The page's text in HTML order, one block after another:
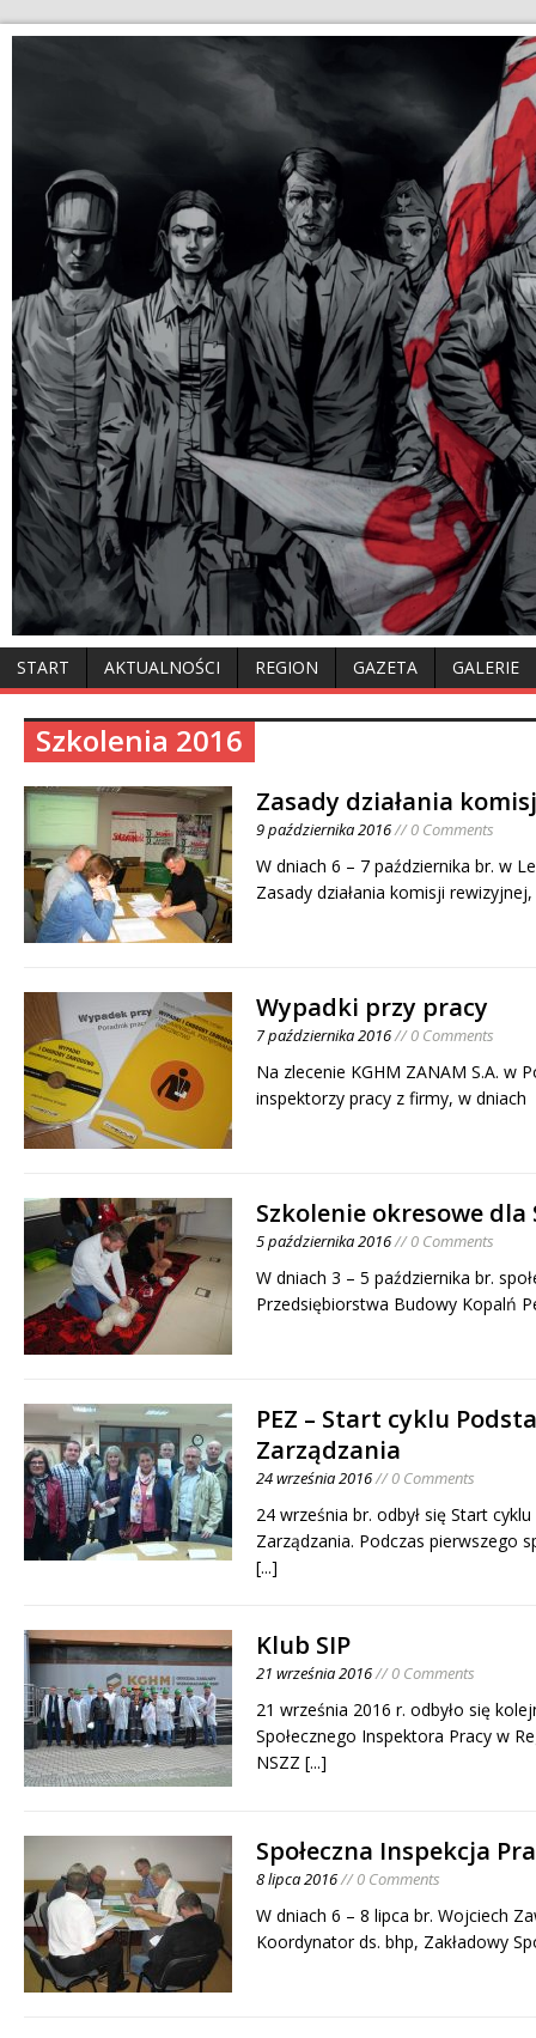
START AKTUALNOŚCI REGION GAZETA GALERIE
Szkolenia 2016
Zasady działania
9 października 2016// 0 Comments
W dniach 6 – 7 października br. w
Zasady działania komisji
Wypadki przy pracy
7 października 2016// 0 Comments
Na zlecenie KGHM ZANAM S.A. w
inspektorzy pracy z firmy, w
Szkolenie okresowe dla
5 października 2016// 0 Comments
W dniach 3 – 5 października br.
Przedsiębiorstwa Budowy Kopalń
PEZ – Start cyklu
Zarządzania
24 września 2016// 0 Comments
24 września br. odbył się Start
Zarządzania. Podczas pierwszego
[...]
Klub SIP
21 września 2016// 0 Comments
21 września 2016 r. odbyło się
Społecznego Inspektora Pracy w
NSZZ [...]
Społeczna Inspekcja
8 lipca 2016// 0 Comments
W dniach 6 – 8 lipca br. Wojciech
Koordynator ds. bhp, Zakładowy